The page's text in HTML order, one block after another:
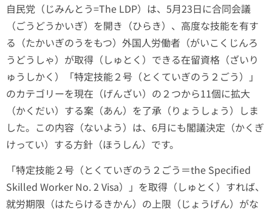
自民党（じみんとう=The LDP）は、5月23日に合同会議
（ごうどうかいぎ）を開き（ひらき）、高度な技能を有す
る（たかいぎのうをもつ）外国人労働者（がいこくじんろ
うどうしゃ）が取得（しゅとく）できる在留資格（ざいり
ゅうしかく）「特定技能２号（とくていぎのう２ごう）」
のカテゴリーを現在（げんざい）の２つから11個に拡大
（かくだい）する案（あん）を了承（りょうしょう）しま
した。この内容（ないよう）は、6月にも閣議決定（かくぎ
けってい）する方針（ほうしん）です。
「特定技能２号（とくていぎのう２ごう＝the Specified
Skilled Worker No. 2 Visa）」を取得（しゅとく）すれば、
就労期限（はたらけるきかん）の上限（じょうげん）がな